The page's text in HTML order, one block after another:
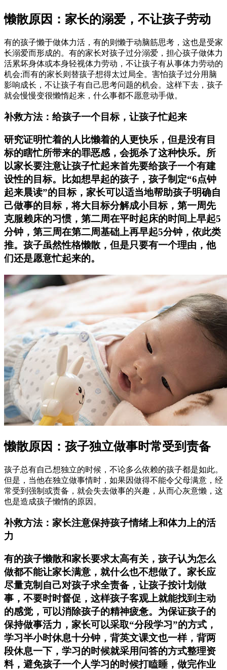
懒散原因：家长的溺爱，不让孩子劳动
有的孩子懒于做体力活，有的则懒于动脑筋思考，这也是受家
长溺爱而形成的。有的家长对孩子过分溺爱，担心孩子做体力
活累坏身体或本身轻视体力劳动，不让孩子有从事体力劳动的
机会;而有的家长则替孩子想得太过局全。害怕孩子过分用脑
影响成长，不让孩子有自己思考问题的机会。这样下去，孩子
就会慢慢变很懒惰起来，什么事都不愿意动手做。
补救方法：给孩子一个目标，让孩子忙起来
研究证明忙着的人比懒着的人更快乐，但是没有目
标的瞎忙所带来的罪恶感，会扼杀了这种快乐。所
以家长要注意让孩子忙起来首先要给孩子一个有建
设性的目标。比如想早起的孩子，孩子制定“6点钟
起来晨读”的目标，家长可以适当地帮助孩子明确自
己做事的目标，将大目标分解成小目标，第一周先
克服赖床的习惯，第二周在平时起床的时间上早起5
分钟，第三周在第二周基础上再早起5分钟，依此类
推。孩子虽然性格懒散，但是只要有一个理由，他
们还是愿意忙起来的。
懒散原因：孩子独立做事时常受到责备
孩子总有自己想独立的时候，不论多么依赖的孩子都是如此。
但是，当他在独立做事情时，如果因做得不能令父母满意，经
常受到强制或责备，就会失去做事的兴趣，从而心灰意懒，这
也是造成孩子懒惰的原因。
补救方法：家长注意保持孩子情绪上和体力上的活
力
有的孩子懒散和家长要求太高有关，孩子认为怎么
做都不能让家长满意，就什么也不想做了。家长应
尽量克制自己对孩子求全责备，让孩子按计划做
事，不要时时督促，这样孩子客观上就能找到主动
的感觉，可以消除孩子的精神疲惫。为保证孩子的
保持做事活力，家长可以采取“分段学习”的方式，
学习半小时休息十分钟，背英文课文也一样，背两
段休息一下，学习的时候就采用问答的方式整理资
料，避免孩子一个人学习的时候打瞌睡，做完作业